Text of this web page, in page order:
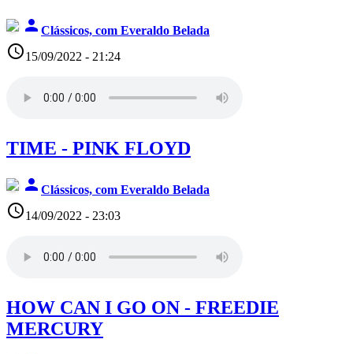
person Clássicos, com Everaldo Belada
access_time15/09/2022 - 21:24
TIME - PINK FLOYD
person Clássicos, com Everaldo Belada
access_time14/09/2022 - 23:03
HOW CAN I GO ON - FREEDIE
MERCURY